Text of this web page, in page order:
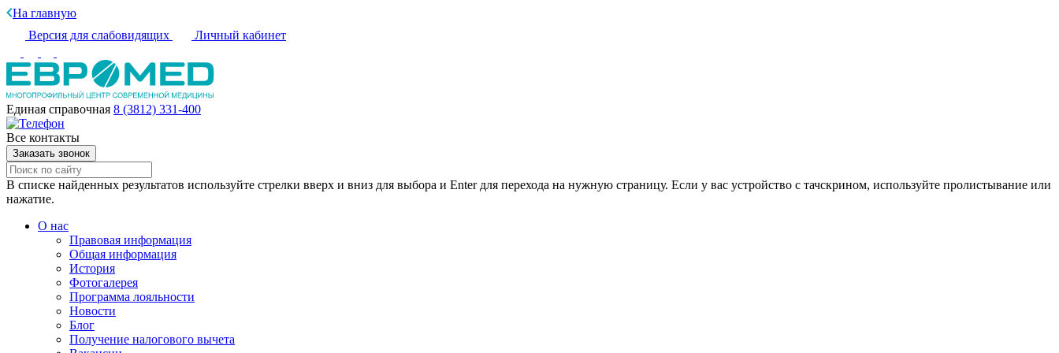
На главную
Версия для слабовидящих
Личный кабинет
Единая справочная 8 (3812) 331-400
Все контакты
Заказать звонок
В списке найденных результатов используйте стрелки вверх и вниз для выбора и Enter для перехода на нужную страницу. Если у вас устройство с тачскрином, используйте пролистывание или
нажатие.
О нас
Правовая информация
Общая информация
История
Фотогалерея
Программа лояльности
Новости
Блог
Получение налогового вычета